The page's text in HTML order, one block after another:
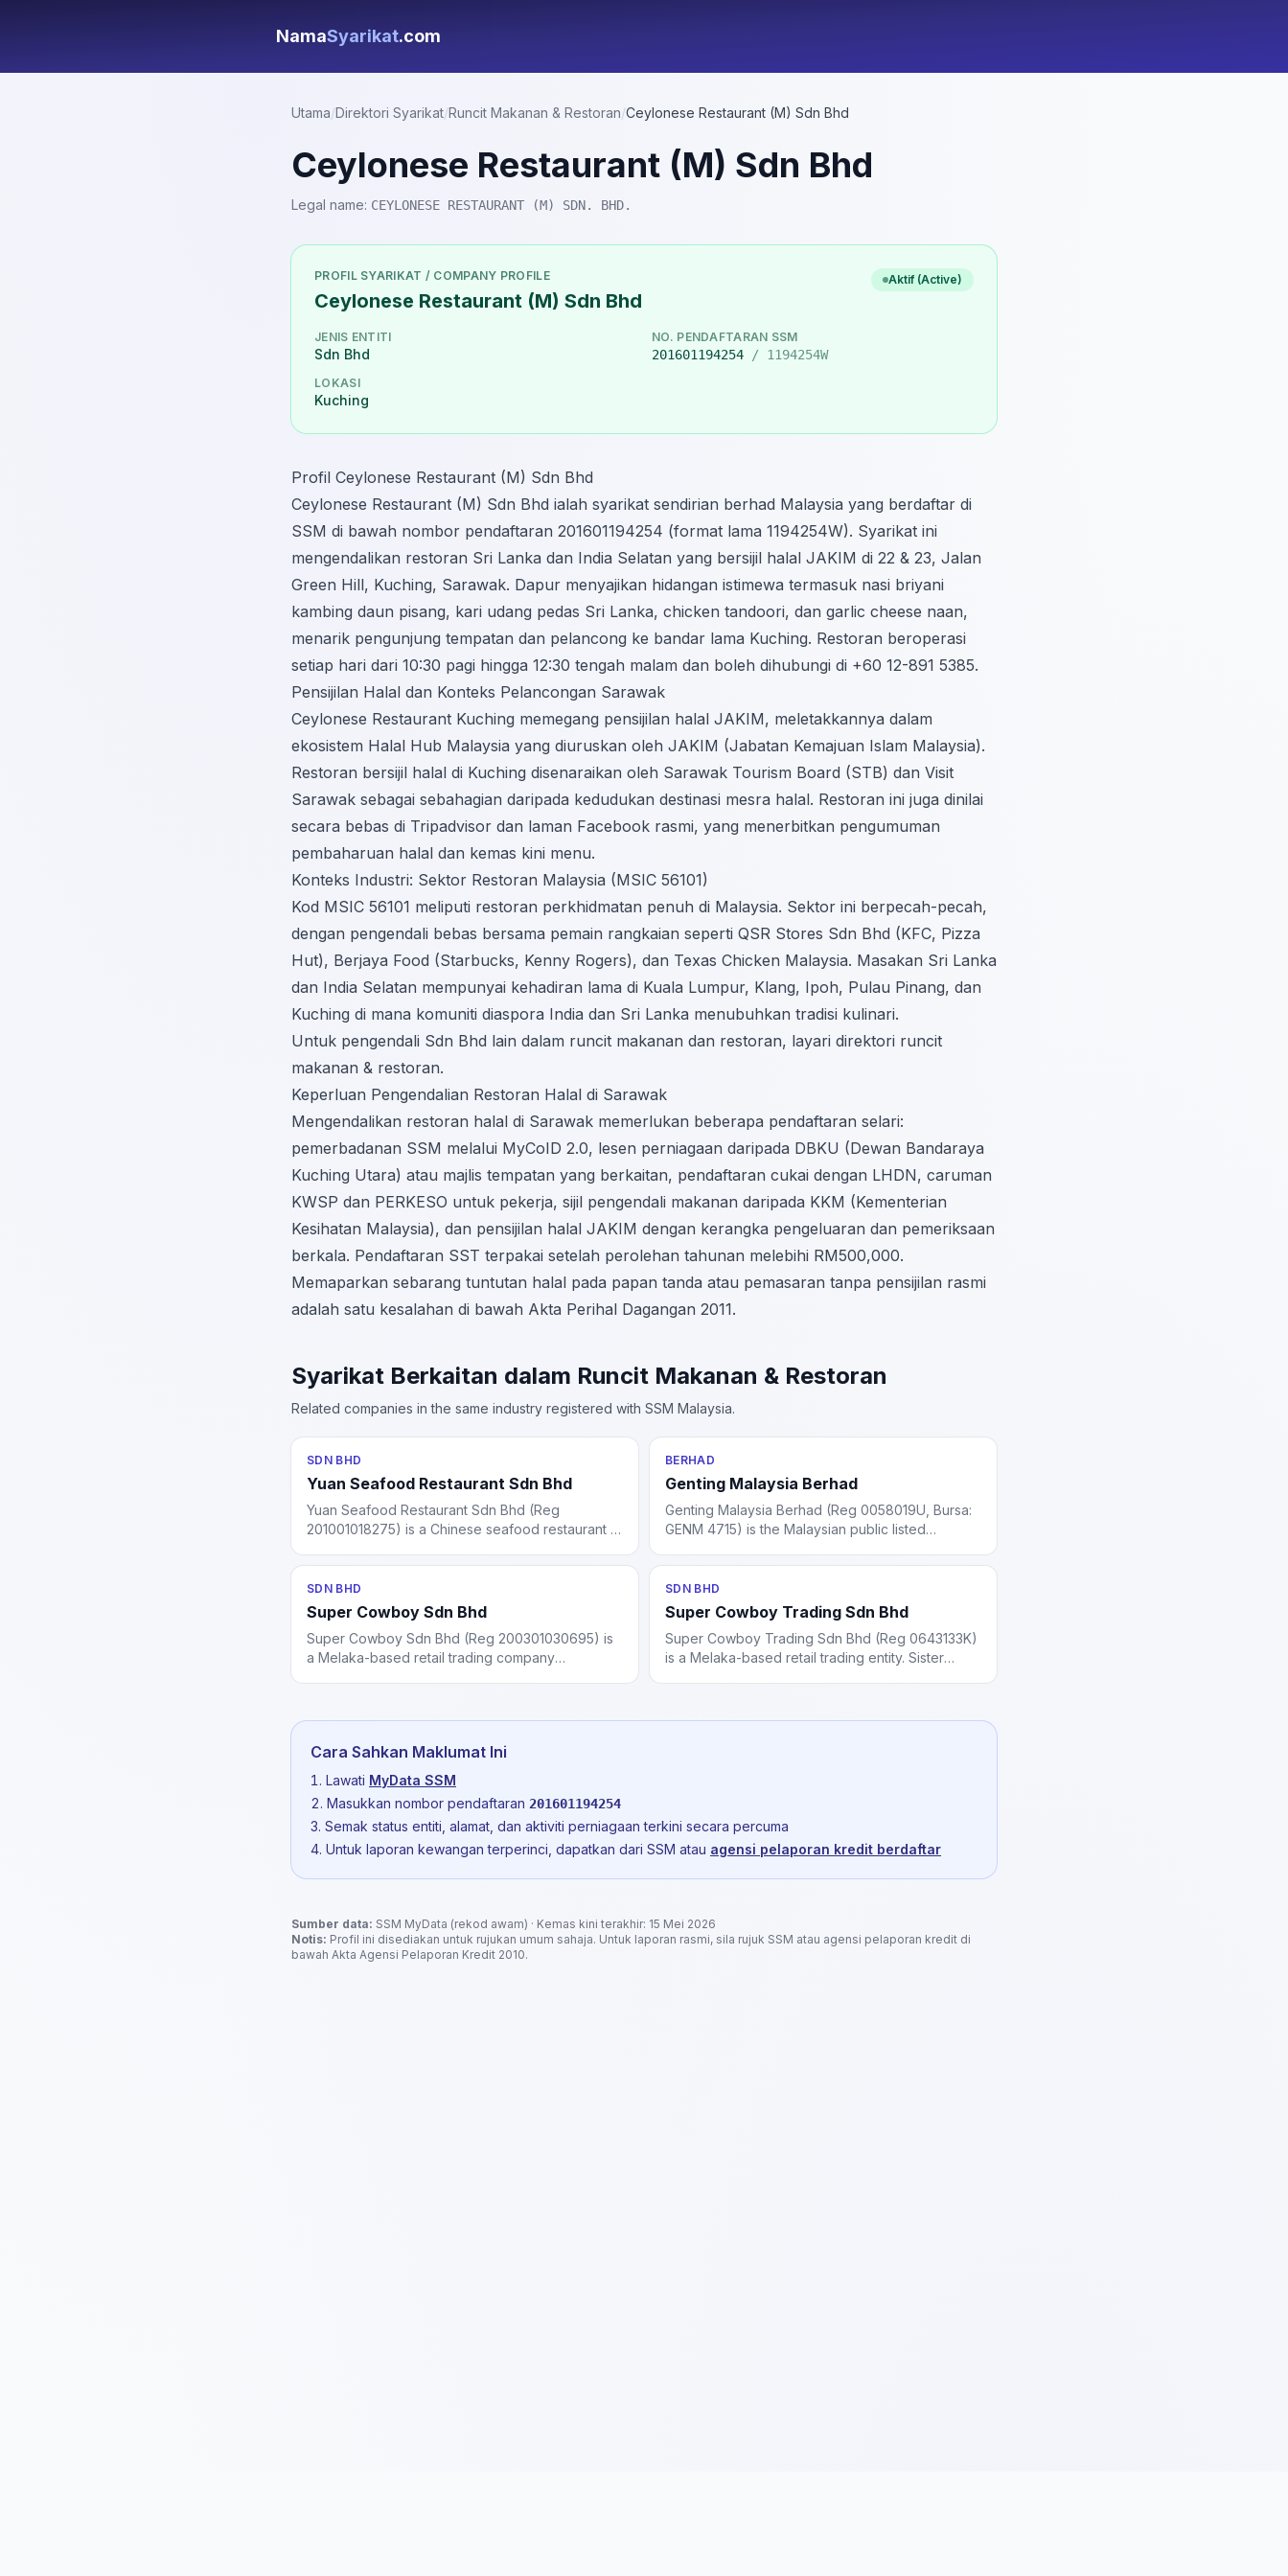
NamaSyarikat.com
Utama/Direktori Syarikat/Runcit Makanan & Restoran/Ceylonese Restaurant (M) Sdn Bhd
Ceylonese Restaurant (M) Sdn Bhd
Legal name: CEYLONESE RESTAURANT (M) SDN. BHD.
PROFIL SYARIKAT / COMPANY PROFILE
Ceylonese Restaurant (M) Sdn Bhd
Aktif (Active)
JENIS ENTITI
Sdn Bhd
NO. PENDAFTARAN SSM
201601194254 / 1194254W
LOKASI
Kuching
Profil Ceylonese Restaurant (M) Sdn Bhd
Ceylonese Restaurant (M) Sdn Bhd ialah syarikat sendirian berhad Malaysia yang berdaftar di
SSM di bawah nombor pendaftaran 201601194254 (format lama 1194254W). Syarikat ini
mengendalikan restoran Sri Lanka dan India Selatan yang bersijil halal JAKIM di 22 & 23, Jalan
Green Hill, Kuching, Sarawak. Dapur menyajikan hidangan istimewa termasuk nasi briyani
kambing daun pisang, kari udang pedas Sri Lanka, chicken tandoori, dan garlic cheese naan,
menarik pengunjung tempatan dan pelancong ke bandar lama Kuching. Restoran beroperasi
setiap hari dari 10:30 pagi hingga 12:30 tengah malam dan boleh dihubungi di +60 12-891 5385.
Pensijilan Halal dan Konteks Pelancongan Sarawak
Ceylonese Restaurant Kuching memegang pensijilan halal JAKIM, meletakkannya dalam
ekosistem Halal Hub Malaysia yang diuruskan oleh JAKIM (Jabatan Kemajuan Islam Malaysia).
Restoran bersijil halal di Kuching disenaraikan oleh Sarawak Tourism Board (STB) dan Visit
Sarawak sebagai sebahagian daripada kedudukan destinasi mesra halal. Restoran ini juga dinilai
secara bebas di Tripadvisor dan laman Facebook rasmi, yang menerbitkan pengumuman
pembaharuan halal dan kemas kini menu.
Konteks Industri: Sektor Restoran Malaysia (MSIC 56101)
Kod MSIC 56101 meliputi restoran perkhidmatan penuh di Malaysia. Sektor ini berpecah-pecah,
dengan pengendali bebas bersama pemain rangkaian seperti QSR Stores Sdn Bhd (KFC, Pizza
Hut), Berjaya Food (Starbucks, Kenny Rogers), dan Texas Chicken Malaysia. Masakan Sri Lanka
dan India Selatan mempunyai kehadiran lama di Kuala Lumpur, Klang, Ipoh, Pulau Pinang, dan
Kuching di mana komuniti diaspora India dan Sri Lanka menubuhkan tradisi kulinari.
Untuk pengendali Sdn Bhd lain dalam runcit makanan dan restoran, layari direktori runcit
makanan & restoran.
Keperluan Pengendalian Restoran Halal di Sarawak
Mengendalikan restoran halal di Sarawak memerlukan beberapa pendaftaran selari:
pemerbadanan SSM melalui MyCoID 2.0, lesen perniagaan daripada DBKU (Dewan Bandaraya
Kuching Utara) atau majlis tempatan yang berkaitan, pendaftaran cukai dengan LHDN, caruman
KWSP dan PERKESO untuk pekerja, sijil pengendali makanan daripada KKM (Kementerian
Kesihatan Malaysia), dan pensijilan halal JAKIM dengan kerangka pengeluaran dan pemeriksaan
berkala. Pendaftaran SST terpakai setelah perolehan tahunan melebihi RM500,000.
Memaparkan sebarang tuntutan halal pada papan tanda atau pemasaran tanpa pensijilan rasmi
adalah satu kesalahan di bawah Akta Perihal Dagangan 2011.
Syarikat Berkaitan dalam Runcit Makanan & Restoran
Related companies in the same industry registered with SSM Malaysia.
SDN BHD
Yuan Seafood Restaurant Sdn Bhd
Yuan Seafood Restaurant Sdn Bhd (Reg
201001018275) is a Chinese seafood restaurant in
for seafood, pork dishes, char siew, and karaoke
private dining rooms.
BERHAD
Genting Malaysia Berhad
Genting Malaysia Berhad (Reg 0058019U, Bursa:
GENM 4715) is the Malaysian public listed
international gaming and hospitality assets in the
US, UK, Bahamas, and Egypt.
SDN BHD
Super Cowboy Sdn Bhd
Super Cowboy Sdn Bhd (Reg 200301030695) is
a Melaka-based retail trading company
SDN BHD
Super Cowboy Trading Sdn Bhd
Super Cowboy Trading Sdn Bhd (Reg 0643133K)
is a Melaka-based retail trading entity. Sister
Cara Sahkan Maklumat Ini
Lawati MyData SSM
Masukkan nombor pendaftaran 201601194254
Semak status entiti, alamat, dan aktiviti perniagaan terkini secara percuma
Untuk laporan kewangan terperinci, dapatkan dari SSM atau agensi pelaporan kredit berdaftar
Sumber data: SSM MyData (rekod awam) · Kemas kini terakhir: 15 Mei 2026
Notis: Profil ini disediakan untuk rujukan umum sahaja. Untuk laporan rasmi, sila rujuk SSM atau agensi pelaporan kredit di
bawah Akta Agensi Pelaporan Kredit 2010.